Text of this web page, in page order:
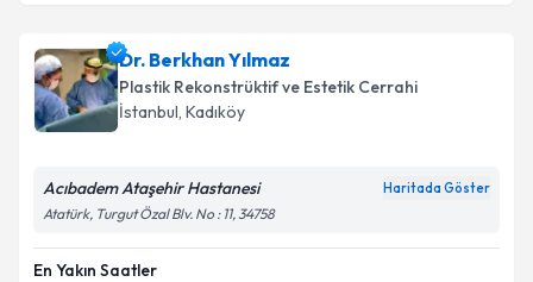
Dr. Berkhan Yılmaz
Plastik Rekonstrüktif ve Estetik Cerrahi
İstanbul, Kadıköy
Acıbadem Ataşehir Hastanesi Haritada Göster
Atatürk, Turgut Özal Blv. No : 11, 34758
En Yakın Saatler